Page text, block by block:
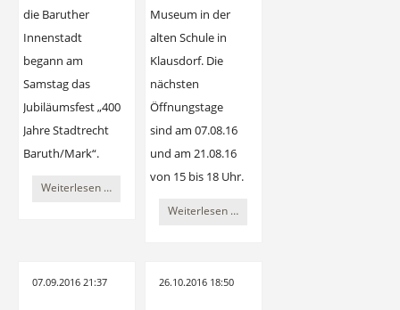
die Baruther
Innenstadt
begann am
Samstag das
Jubiläumsfest „400
Jahre Stadtrecht
Baruth/Mark“.
Weiterlesen …
Stadtrecht
Museum in der
alten Schule in
Klausdorf. Die
nächsten
Öffnungstage
sind am 07.08.16
und am 21.08.16
von 15 bis 18 Uhr.
Weiterlesen …
07.09.2016 21:37 26.10.2016 18:50